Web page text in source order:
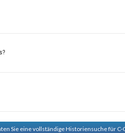
Sie eine vollständige Historiensuche für C-